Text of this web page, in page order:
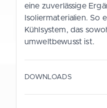
eine zuverlässige
Isoliermaterialien. So
Kühlsystem, das
umweltbewusst ist.
DOWNLOADS